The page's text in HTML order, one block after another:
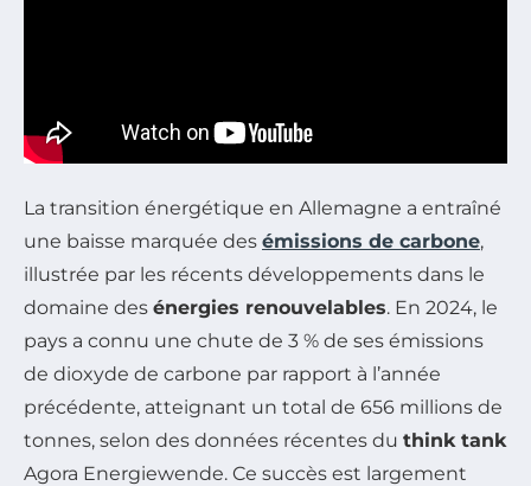
La transition énergétique en Allemagne a entraîné
une baisse marquée des émissions de carbone,
illustrée par les récents développements dans le
domaine des énergies renouvelables. En 2024, le
pays a connu une chute de 3 % de ses émissions
de dioxyde de carbone par rapport à l’année
précédente, atteignant un total de 656 millions de
tonnes, selon des données récentes du think tank
Agora Energiewende. Ce succès est largement